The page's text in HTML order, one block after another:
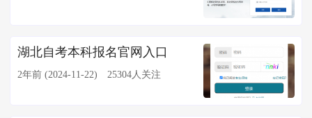
湖北自考本科报名官网入口
2年前 (2024-11-22) 25304人关注